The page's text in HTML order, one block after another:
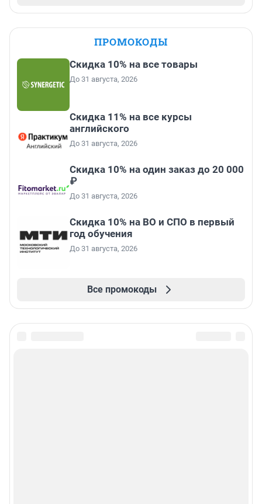
ПРОМОКОДЫ
Скидка 10% на все товары
До 31 августа, 2026
Скидка 11% на все курсы
английского
До 31 августа, 2026
Скидка 10% на один заказ до 20 000
₽
До 31 августа, 2026
Скидка 10% на ВО и СПО в первый
год обучения
До 31 августа, 2026
Все промокоды